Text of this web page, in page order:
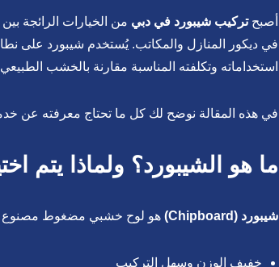
أصبحتركيب شيبورد في دبي من الخيارات الرائجة
في ديكور المنازل والمكاتب. يُستخدم شيبورد على
استخداماته وتكلفته المناسبة مقارنة بالخشب
في هذه المقالة نوضح لك كل ما تحتاج معرفته عن
ما هو الشيبورد؟ ولماذا يتم
شيبورد (Chipboard) هو لوح خشبي مضغوط مصنوع من
خفيف الوزن وسهل التركيب